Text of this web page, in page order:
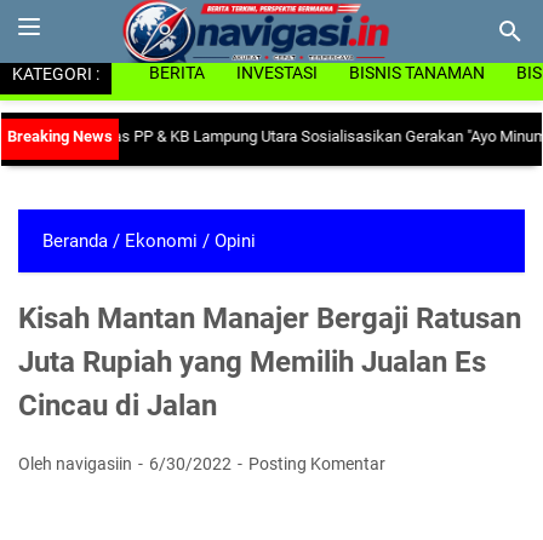
KATEGORI : BERITA INVESTASI BISNIS TANAMAN
Dinas PP & KB Lampung Utara Sosialisasikan Gerakan "Ayo Minum
Beranda / Ekonomi / Opini
Kisah Mantan Manajer Bergaji Ratusan
Juta Rupiah yang Memilih Jualan Es
Cincau di Jalan
Oleh navigasiin 6/30/2022 Posting Komentar